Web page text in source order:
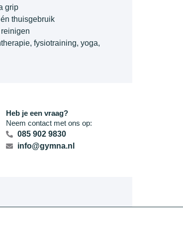
grip
thuisgebruik
fysiotraining, yoga,
Heb je een vraag?
Neem contact met ons op:
085 902 9830
info@gymna.nl